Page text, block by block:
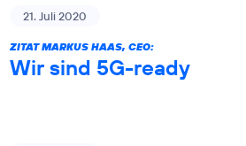
21. Juli 2020
ZITAT MARKUS HAAS, CEO:
Wir sind 5G-ready